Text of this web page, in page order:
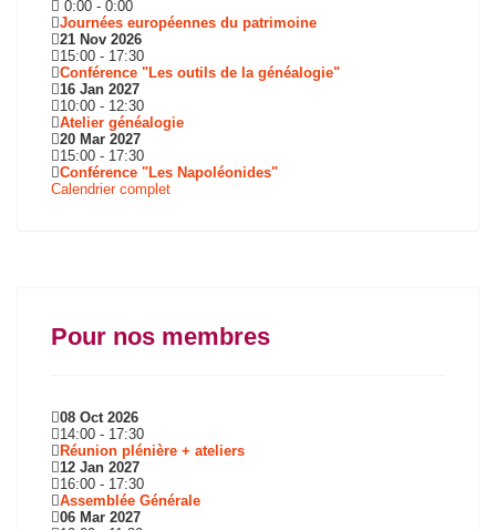
0:00 - 0:00
Journées européennes du patrimoine
21 Nov 2026
15:00 - 17:30
Conférence "Les outils de la généalogie"
16 Jan 2027
10:00 - 12:30
Atelier généalogie
20 Mar 2027
15:00 - 17:30
Conférence "Les Napoléonides"
Calendrier complet
Pour nos membres
08 Oct 2026
14:00 - 17:30
Réunion plénière + ateliers
12 Jan 2027
16:00 - 17:30
Assemblée Générale
06 Mar 2027